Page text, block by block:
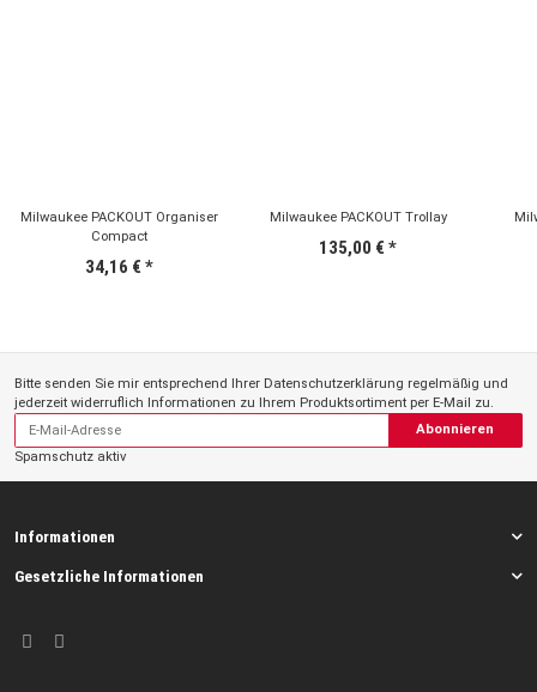
Milwaukee PACKOUT Organiser
Compact
34,16 € *
Milwaukee PACKOUT Trollay
135,00 € *
Bitte senden Sie mir entsprechend Ihrer Datenschutzerklärung regelmäßig und
jederzeit widerruflich Informationen zu Ihrem Produktsortiment per E-Mail zu.
Abonnieren
Spamschutz aktiv
Informationen
Gesetzliche Informationen